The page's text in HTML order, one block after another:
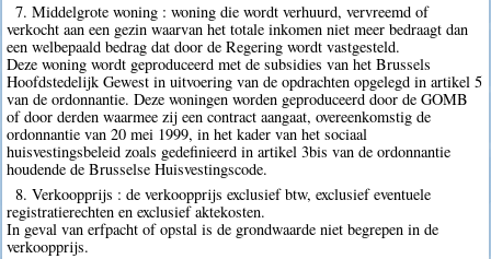
7. Middelgrote woning : woning die wordt verhuurd, vervreemd of
verkocht aan een gezin waarvan het totale inkomen niet meer bedraagt dan
een welbepaald bedrag dat door de Regering wordt vastgesteld.
Deze woning wordt geproduceerd met de subsidies van het Brussels
Hoofdstedelijk Gewest in uitvoering van de opdrachten opgelegd in artikel 5
van de ordonnantie. Deze woningen worden geproduceerd door de GOMB
of door derden waarmee zij een contract aangaat, overeenkomstig de
ordonnantie van 20 mei 1999, in het kader van het sociaal
huisvestingsbeleid zoals gedefinieerd in artikel 3bis van de ordonnantie
houdende de Brusselse Huisvestingscode.
8. Verkoopprijs : de verkoopprijs exclusief btw, exclusief eventuele
registratierechten en exclusief aktekosten.
In geval van erfpacht of opstal is de grondwaarde niet begrepen in de
verkoopprijs.